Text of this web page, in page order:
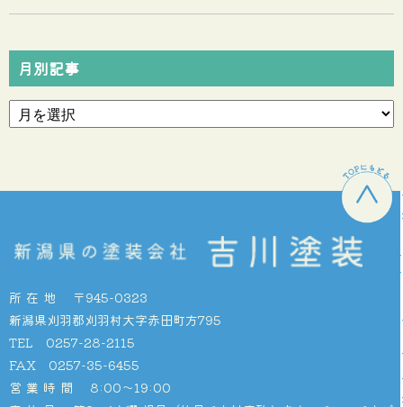
月別記事
所在地
〒945-0323
新潟県刈羽郡刈羽村大字赤田町方795
TEL 0257-28-2115
FAX 0257-35-6455
営業時間
8:00〜19:00